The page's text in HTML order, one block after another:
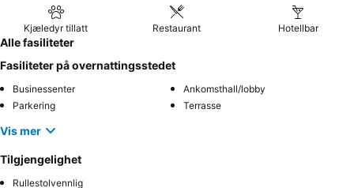
Kjæledyr tillatt Restaurant Hotellbar
Alle fasiliteter
Fasiliteter på overnattingsstedet
Businessenter
Ankomsthall/lobby
Parkering
Terrasse
Vis mer
Tilgjengelighet
Rullestolvennlig